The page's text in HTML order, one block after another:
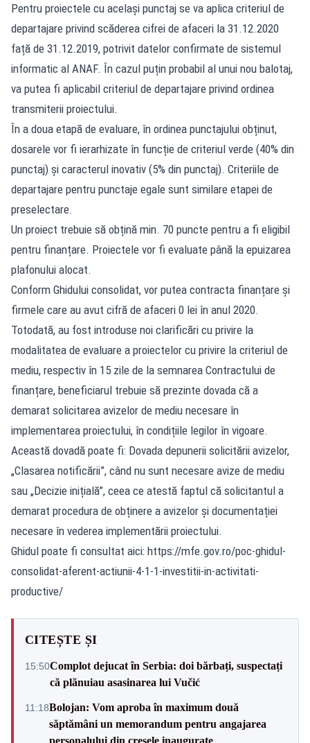
Pentru proiectele cu același punctaj se va aplica criteriul de
departajare privind scăderea cifrei de afaceri la 31.12.2020
față de 31.12.2019, potrivit datelor confirmate de sistemul
informatic al ANAF. În cazul puțin probabil al unui nou balotaj,
va putea fi aplicabil criteriul de departajare privind ordinea
transmiterii proiectului.
În a doua etapă de evaluare, în ordinea punctajului obținut,
dosarele vor fi ierarhizate în funcție de criteriul verde (40% din
punctaj) și caracterul inovativ (5% din punctaj). Criteriile de
departajare pentru punctaje egale sunt similare etapei de
preselectare.
Un proiect trebuie să obțină min. 70 puncte pentru a fi eligibil
pentru finanțare. Proiectele vor fi evaluate până la epuizarea
plafonului alocat.
Conform Ghidului consolidat, vor putea contracta finanțare și
firmele care au avut cifră de afaceri 0 lei în anul 2020.
Totodată, au fost introduse noi clarificări cu privire la
modalitatea de evaluare a proiectelor cu privire la criteriul de
mediu, respectiv în 15 zile de la semnarea Contractului de
finanțare, beneficiarul trebuie să prezinte dovada că a
demarat solicitarea avizelor de mediu necesare în
implementarea proiectului, în condițiile legilor în vigoare.
Această dovadă poate fi: Dovada depunerii solicitării avizelor,
„Clasarea notificării”, când nu sunt necesare avize de mediu
sau „Decizie inițială”, ceea ce atestă faptul că solicitantul a
demarat procedura de obținere a avizelor și documentației
necesare în vederea implementării proiectului.
Ghidul poate fi consultat aici: https://mfe.gov.ro/poc-ghidul-
consolidat-aferent-actiunii-4-1-1-investitii-in-activitati-
productive/
CITEȘTE ȘI
15:50Complot dejucat în Serbia: doi bărbați, suspectați
că plănuiau asasinarea lui Vučić
11:18Bolojan: Vom aproba în maximum două
săptămâni un memorandum pentru angajarea
personalului din creșele inaugurate